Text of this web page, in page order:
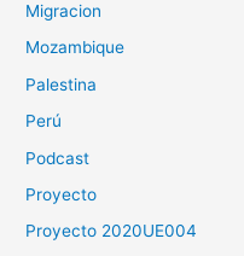
Migracion
Mozambique
Palestina
Perú
Podcast
Proyecto
Proyecto 2020UE004